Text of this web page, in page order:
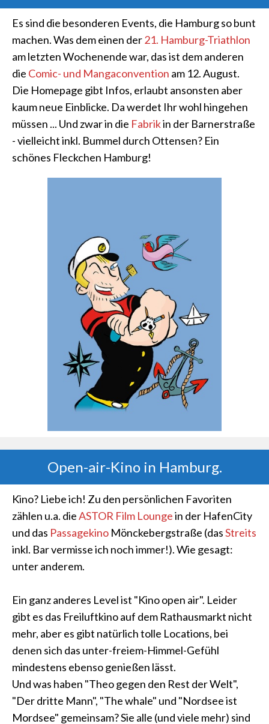
Es sind die besonderen Events, die Hamburg so bunt
machen. Was dem einen der21. Hamburg-Triathlon
am letzten Wochenende war, das ist dem anderen
die Comic- und Mangaconvention am 12. August.
Die Homepage gibt Infos, erlaubt ansonsten aber
kaum neue Einblicke. Da werdet Ihr wohl hingehen
müssen ... Und zwar in die Fabrikin der Barnerstraße
- vielleicht inkl. Bummel durch Ottensen? Ein
schönes Fleckchen Hamburg!
Open-air-Kino in Hamburg.
Kino? Liebe ich! Zu den persönlichen Favoriten
zählen u.a. dieASTOR Film Loungein der HafenCity
und das Passagekino Mönckebergstraße (dasStreits
inkl. Bar vermisse ich noch immer!). Wie gesagt:
unter anderem.
Ein ganz anderes Level ist "Kino open air". Leider
gibt es das Freiluftkino auf dem Rathausmarkt nicht
mehr, aber es gibt natürlich tolle Locations, bei
denen sich das unter-freiem-Himmel-Gefühl
mindestens ebenso genießen lässt.
Und was haben "Theo gegen den Rest der Welt",
"Der dritte Mann", "The whale" und "Nordsee ist
Mordsee" gemeinsam? Sie alle (und viele mehr) sind